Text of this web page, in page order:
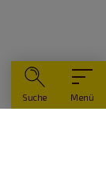
Menü
Suche